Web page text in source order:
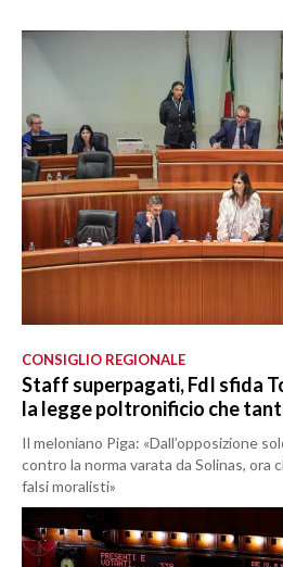
CONSIGLIO REGIONALE
Staff superpagati, FdI sfida
la legge poltronificio che
Il meloniano Piga: «Dall’opposizione
contro la norma varata da Solinas, ora
falsi moralisti»